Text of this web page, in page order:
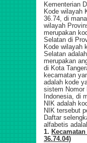
Kementerian
Kode wilayah
36.74, di
wilayah
merupakan
Selatan di
Kode wilayah
Selatan
merupakan
di Kota
kecamatan
adalah kode
sistem Nomor
Indonesia, di
NIK adalah
NIK tersebut
Daftar
alfabetis
1.
36.74.04)